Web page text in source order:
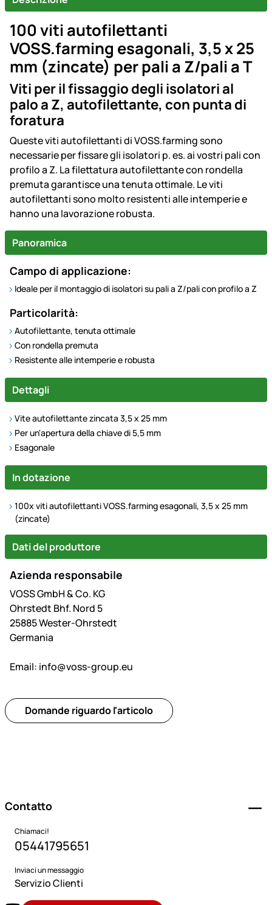
100 viti autofilettanti
VOSS.farming esagonali, 3,5 x 25
mm (zincate) per pali a Z/pali a T
Viti per il fissaggio degli isolatori al
palo a Z, autofilettante, con punta di
foratura
Queste viti autofilettanti di VOSS.farming sono
necessarie per fissare gli isolatori p. es. ai vostri pali con
profilo a Z. La filettatura autofilettante con rondella
premuta garantisce una tenuta ottimale. Le viti
autofilettanti sono molto resistenti alle intemperie e
hanno una lavorazione robusta.
Panoramica
Campo di applicazione:
Ideale per il montaggio di isolatori su pali a Z/pali con profilo a Z
Particolarità:
Autofilettante, tenuta ottimale
Con rondella premuta
Resistente alle intemperie e robusta
Dettagli
Vite autofilettante zincata 3,5 x 25 mm
Per un'apertura della chiave di 5,5 mm
Esagonale
In dotazione
100x viti autofilettanti VOSS.farming esagonali, 3,5 x 25 mm
(zincate)
Dati del produttore
Azienda responsabile
VOSS GmbH & Co. KG
Ohrstedt Bhf. Nord 5
25885 Wester-Ohrstedt
Germania
Email: info@voss-group.eu
Domande riguardo l'articolo
Contatto
Chiamaci!
05441795651
Inviaci un messaggio
Servizio Clienti